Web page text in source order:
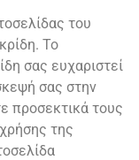
του
Το
σας ευχαριστεί
σας στην
προσεκτικά τους
της